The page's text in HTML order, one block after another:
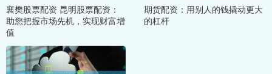
襄樊股票配资 昆明股票配资：
助您把握市场先机，实现财富增
值
期货配资：用别人的钱撬动更大
的杠杆